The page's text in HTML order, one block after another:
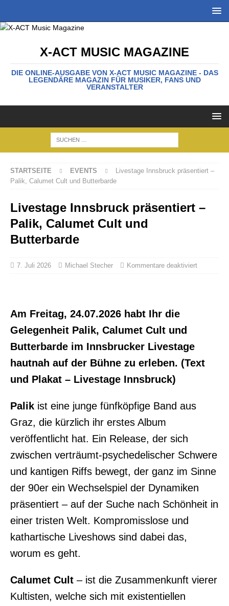
X-ACT MUSIC MAGAZINE
DIE ONLINE-AUSGABE VON X-ACT MUSIC MAGAZINE - DAS
LEGENDÄRE MAGAZIN FÜR MUSIKER, FANS UND
VERANSTALTER
STARTSEITE EVENTS
Livestage Innsbruck präsentiert –
Palik, Calumet Cult und Butterbarde
Livestage Innsbruck präsentiert –
Palik, Calumet Cult und
Butterbarde
7. Juli 2026 Michael Stecher Kommentare deaktiviert
Am Freitag, 24.07.2026 habt Ihr die
Gelegenheit Palik, Calumet Cult und
Butterbarde im Innsbrucker Livestage
hautnah auf der Bühne zu erleben. (Text
und Plakat – Livestage Innsbruck)
Palik ist eine junge fünfköpfige Band aus
Graz, die kürzlich ihr erstes Album
veröffentlicht hat. Ein Release, der sich
zwischen verträumt-psychedelischer Schwere
und kantigen Riffs bewegt, der ganz im Sinne
der 90er ein Wechselspiel der Dynamiken
präsentiert – auf der Suche nach Schönheit in
einer tristen Welt. Kompromisslose und
kathartische Liveshows sind dabei das,
worum es geht.
Calumet Cult – ist die Zusammenkunft vierer
Kultisten, welche sich mit existentiellen